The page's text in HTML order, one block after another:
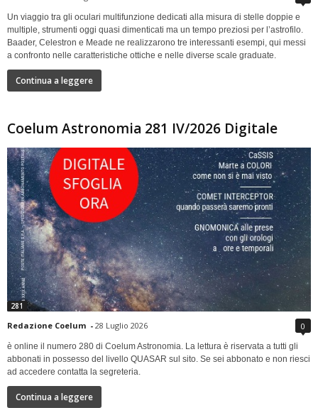
Un viaggio tra gli oculari multifunzione dedicati alla misura di stelle doppie e
multiple, strumenti oggi quasi dimenticati ma un tempo preziosi per l’astrofilo.
Baader, Celestron e Meade ne realizzarono tre interessanti esempi, qui messi
a confronto nelle caratteristiche ottiche e nelle diverse scale graduate.
Continua a leggere
Coelum Astronomia 281 IV/2026 Digitale
281
Redazione Coelum - 28 Luglio 2026 0
è online il numero 280 di Coelum Astronomia. La lettura è riservata a tutti gli
abbonati in possesso del livello QUASAR sul sito. Se sei abbonato e non riesci
ad accedere contatta la segreteria.
Continua a leggere